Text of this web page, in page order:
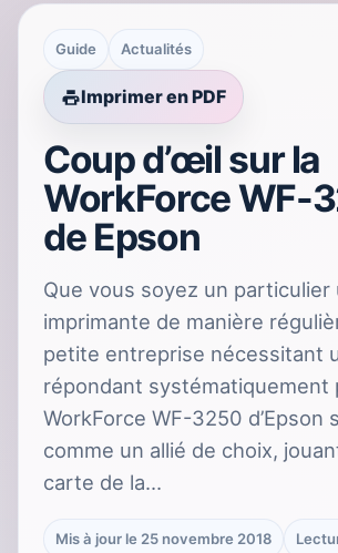
Guide Actualités
Imprimer en PDF
Coup d’œil sur la
WorkForce WF-
de Epson
Que vous soyez un particulier
imprimante de manière
petite entreprise nécessitant
répondant systématiquement
WorkForce WF-3250 d’Epson
comme un allié de choix,
carte de la…
Mis à jour le 25 novembre 2018